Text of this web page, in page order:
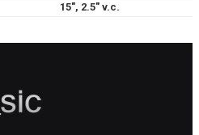
15", 2.5" v.c.